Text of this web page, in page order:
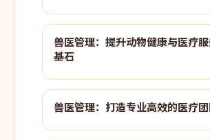
兽医管理：提升动物健康与医疗
基石
兽医管理：打造专业高效的医疗